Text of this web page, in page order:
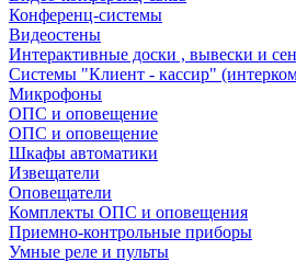
Конференц-системы
Видеостены
Интерактивные доски , вывески и
Системы "Клиент - кассир"
Микрофоны
ОПС и оповещение
ОПС и оповещение
Шкафы автоматики
Извещатели
Оповещатели
Комплекты ОПС и оповещения
Приемно-контрольные приборы
Умные реле и пульты